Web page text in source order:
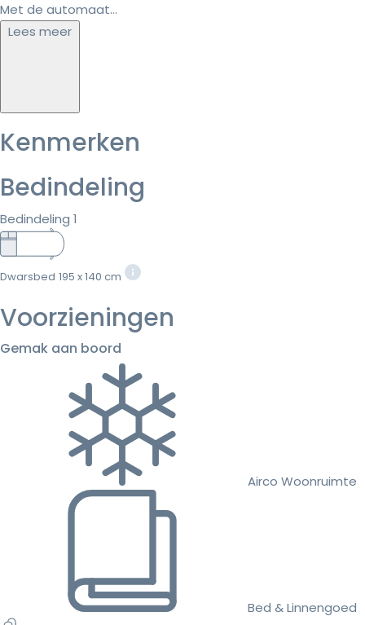
Met de automaat...
Lees meer
Kenmerken
Bedindeling
Bedindeling 1
Dwarsbed 195 x 140 cm
Voorzieningen
Gemak aan boord
Airco Woonruimte
Bed & Linnengoed